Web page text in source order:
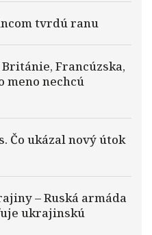
tvrdú ranu
Francúzska,
meno nechcú
ukázal nový útok
– Ruská armáda
ukrajinskú